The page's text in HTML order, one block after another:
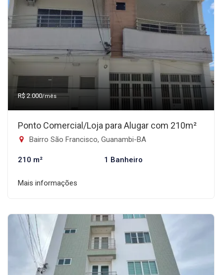
R$ 2.000/mês
Ponto Comercial/Loja para Alugar com 210m²
Bairro São Francisco, Guanambi-BA
210 m² 1 Banheiro
Mais informações